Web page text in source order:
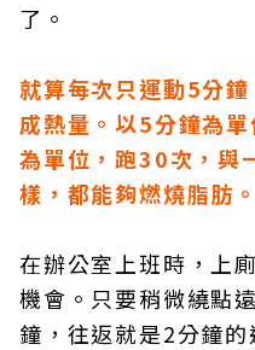
了。
就算每次只運動5分
成熱量。以5分鐘為
為單位，跑30次，與
樣，都能夠燃燒脂肪。
在辦公室上班時，上
機會。只要稍微繞點
鐘，往返就是2分鐘